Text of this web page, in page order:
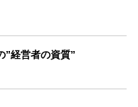
”経営者の資質”